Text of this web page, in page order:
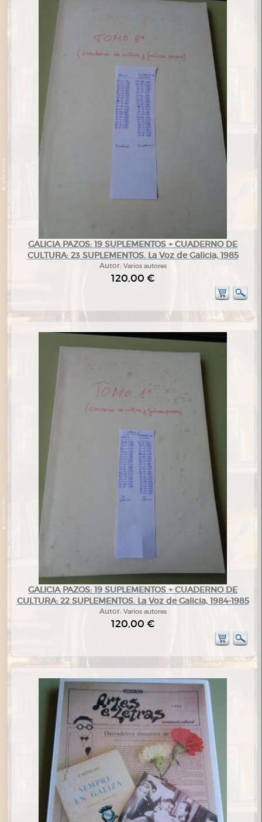
GALICIA PAZOS: 19 SUPLEMENTOS + CUADERNO DE
CULTURA: 23 SUPLEMENTOS. La Voz de Galicia, 1985
Autor: Varios autores
120,00 €
GALICIA PAZOS: 19 SUPLEMENTOS + CUADERNO DE
CULTURA: 22 SUPLEMENTOS. La Voz de Galicia, 1984-1985
Autor: Varios autores
120,00 €